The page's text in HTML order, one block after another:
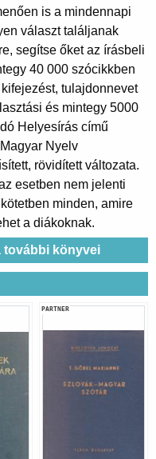
is a mindennapi
választ találjanak
segítse őket az írásbeli
40 000 szócikkben
tulajdonnevet
és mintegy 5000
Helyesírás című
Nyelv
rövidített változata.
esetben nem jelenti
minden, amire
a diákoknak.
további könyvei
PARTNER